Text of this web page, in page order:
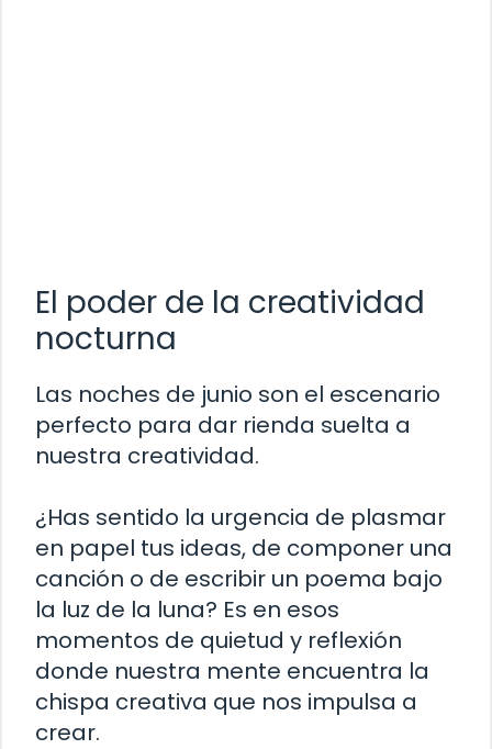
El poder de la creatividad
nocturna
Las noches de junio son el escenario
perfecto para dar rienda suelta a
nuestra creatividad.
¿Has sentido la urgencia de plasmar
en papel tus ideas, de componer una
canción o de escribir un poema bajo
la luz de la luna? Es en esos
momentos de quietud y reflexión
donde nuestra mente encuentra la
chispa creativa que nos impulsa a
crear.